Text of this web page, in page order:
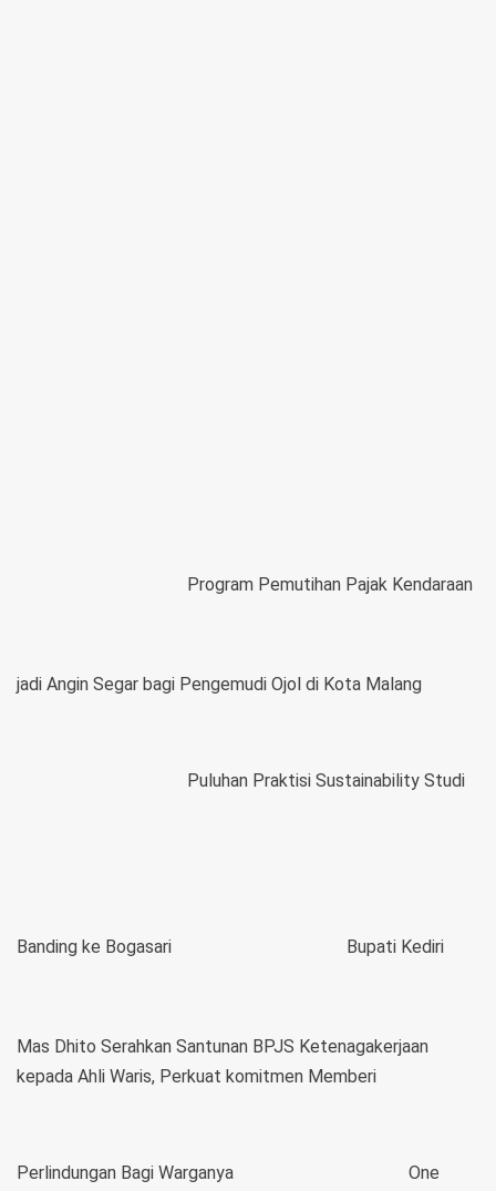
Program Pemutihan Pajak Kendaraan
jadi Angin Segar bagi Pengemudi Ojol di Kota Malang
Puluhan Praktisi Sustainability Studi
Banding ke Bogasari Bupati Kediri
Mas Dhito Serahkan Santunan BPJS Ketenagakerjaan
kepada Ahli Waris, Perkuat komitmen Memberi
Perlindungan Bagi Warganya One